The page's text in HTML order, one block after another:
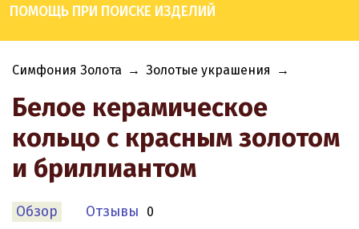
ПОМОЩЬ ПРИ ПОИСКЕ ИЗДЕЛИЙ
Симфония Золота → Золотые украшения →
Белое керамическое
кольцо с красным золотом
и бриллиантом
Обзор Отзывы 0